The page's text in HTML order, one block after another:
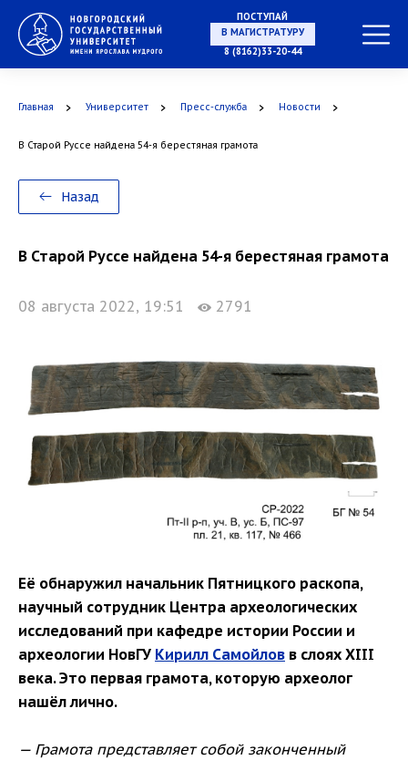
ПОСТУПАЙ
В МАГИСТРАТУРУ
8 (8162)33-20-44
Главная Университет Пресс-служба Новости
В Старой Руссе найдена 54-я берестяная грамота
Назад
В Старой Руссе найдена 54-я берестяная грамота
08 августа 2022, 19:51 2791
Её обнаружил начальник Пятницкого раскопа,
научный сотрудник Центра археологических
исследований при кафедре истории России и
археологии НовГУ Кирилл Самойлов в слоях XIII
века. Это первая грамота, которую археолог
нашёл лично.
— Грамота представляет собой законченный